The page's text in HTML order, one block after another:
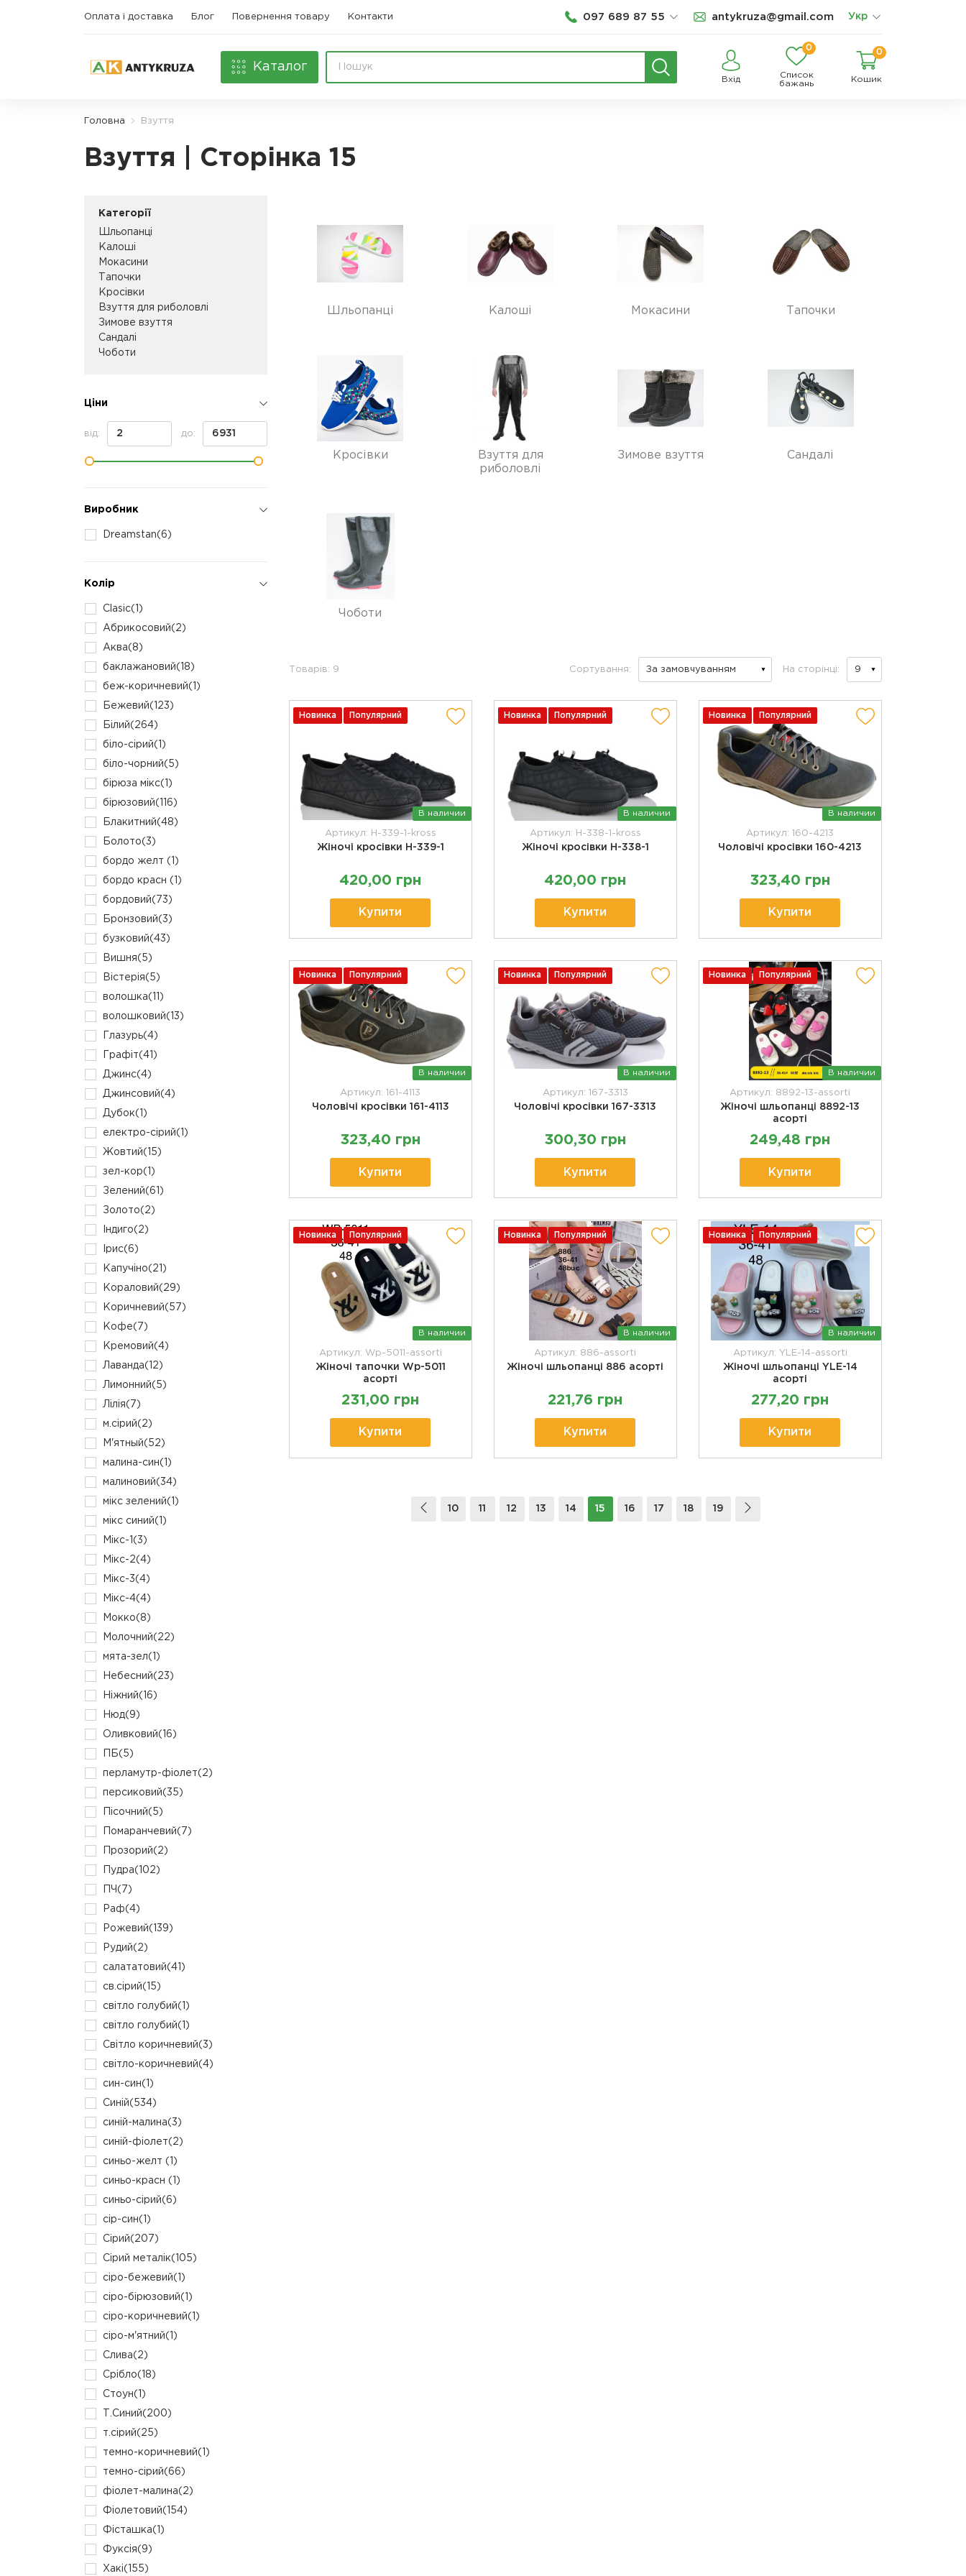
Оплата і доставка Блог Повернення товару Контакти 097 689 87 55 antykruza@gmail.com Укр
Каталог
Вхід
0
Список
бажань
0
Кошик
Головна Взуття
Взуття | Сторінка 15
Категорії
Шльопанці
Калоші
Мокасини
Тапочки
Кросівки
Взуття для риболовлі
Зимове взуття
Сандалі
Чоботи
Ціни
від: до:
Виробник
Dreamstan(6)
Колір
Clasic(1)
Абрикосовий(2)
Аква(8)
баклажановий(18)
беж-коричневий(1)
Бежевий(123)
Білий(264)
біло-сірий(1)
біло-чорний(5)
бірюза мікс(1)
бірюзовий(116)
Блакитний(48)
Болото(3)
бордо желт (1)
бордо красн (1)
бордовий(73)
Бронзовий(3)
бузковий(43)
Вишня(5)
Вістерія(5)
волошка(11)
волошковий(13)
Глазурь(4)
Графіт(41)
Джинс(4)
Джинсовий(4)
Дубок(1)
електро-сірий(1)
Жовтий(15)
зел-кор(1)
Зелений(61)
Золото(2)
Індиго(2)
Ірис(6)
Капучіно(21)
Кораловий(29)
Коричневий(57)
Кофе(7)
Кремовий(4)
Лаванда(12)
Лимонний(5)
Лілія(7)
м.сірий(2)
М'ятный(52)
малина-син(1)
малиновий(34)
мікс зелений(1)
мікс синий(1)
Мікс-1 (3)
Мікс-2(4)
Мікс-3(4)
Мікс-4(4)
Мокко(8)
Молочний(22)
мята-зел(1)
Небесний(23)
Ніжний(16)
Нюд(9)
Оливковий(16)
ПБ(5)
перламутр-фіолет(2)
персиковий(35)
Пісочний(5)
Помаранчевий(7)
Прозорий(2)
Пудра(102)
ПЧ (7)
Раф(4)
Рожевий(139)
Рудий(2)
салататовий(41)
св.сірий(15)
світло голубий(1)
світло голубий(1)
Світло коричневий(3)
світло-коричневий(4)
син-син(1)
Синій(534)
синій-малина(3)
синій-фіолет(2)
синьо-желт (1)
синьо-красн (1)
синьо-сірий(6)
сір-син(1)
Сірий(207)
Сірий металік(105)
сіро-бежевий(1)
сіро-бірюзовий(1)
сіро-коричневий(1)
сіро-м'ятний(1)
Слива(2)
Срібло(18)
Стоун(1)
Т.Синий(200)
т.сірий(25)
темно-коричневий(1)
темно-сірий(66)
фіолет-малина(2)
Фіолетовий(154)
Фісташка(1)
Фуксія(9)
Хакі(155)
Шльопанці Калоші Мокасини Тапочки
Кросівки
Взуття для
риболовлі
Зимове взуття Сандалі
Чоботи
Товарів: 9 Сортування: На сторінці:
Новинка Популярний
В наличии
Артикул: H-339-1-kross
Жіночі кросівки H-339-1
420,00 грн
Купити
Новинка Популярний
В наличии
Артикул: H-338-1-kross
Жіночі кросівки H-338-1
420,00 грн
Купити
Новинка Популярний
В наличии
Артикул: 160-4213
Чоловічі кросівки 160-4213
323,40 грн
Купити
Новинка Популярний
В наличии
Артикул: 161-4113
Чоловічі кросівки 161-4113
323,40 грн
Купити
Новинка Популярний
В наличии
Артикул: 167-3313
Чоловічі кросівки 167-3313
300,30 грн
Купити
Новинка Популярний
В наличии
Артикул: 8892-13-assorti
Жіночі шльопанці 8892-13
асорті
249,48 грн
Купити
Новинка Популярний
В наличии
Артикул: Wp-5011-assorti
Жіночі тапочки Wp-5011
асорті
231,00 грн
Купити
Новинка Популярний
В наличии
Артикул: 886-assorti
Жіночі шльопанці 886 асорті
221,76 грн
Купити
Новинка Популярний
В наличии
Артикул: YLE-14-assorti
Жіночі шльопанці YLE-14
асорті
277,20 грн
Купити
10 11 12 13 14 15 16 17 18 19